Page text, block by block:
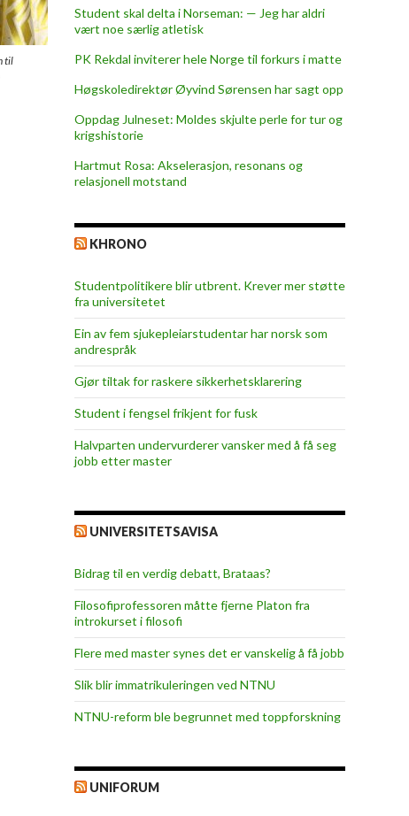
til
Student skal delta i Norseman: — Jeg har aldri
vært noe særlig atletisk
PK Rekdal inviterer hele Norge til forkurs i matte
Høgskoledirektør Øyvind Sørensen har sagt opp
Oppdag Julneset: Moldes skjulte perle for tur og
krigshistorie
Hartmut Rosa: Akselerasjon, resonans og
relasjonell motstand
KHRONO
Studentpolitikere blir utbrent. Krever mer støtte
fra universitetet
Ein av fem sjukepleiar­studentar har norsk som
andrespråk
Gjør tiltak for raskere sikkerhets­klarering
Student i fengsel frikjent for fusk
Halvparten undervurderer vansker med å få seg
jobb etter master
UNIVERSITETSAVISA
Bidrag til en verdig debatt, Brataas?
Filosofiprofessoren måtte fjerne Platon fra
introkurset i filosofi
Flere med master synes det er vanskelig å få jobb
Slik blir immatrikuleringen ved NTNU
NTNU-reform ble begrunnet med toppforskning
UNIFORUM